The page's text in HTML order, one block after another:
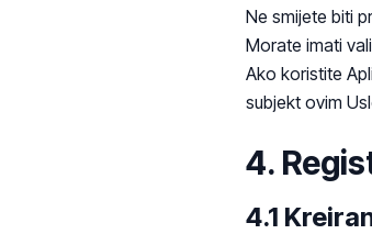
Ne smijete biti
Morate imati
Ako koristite
subjekt ovim
4.
4.1